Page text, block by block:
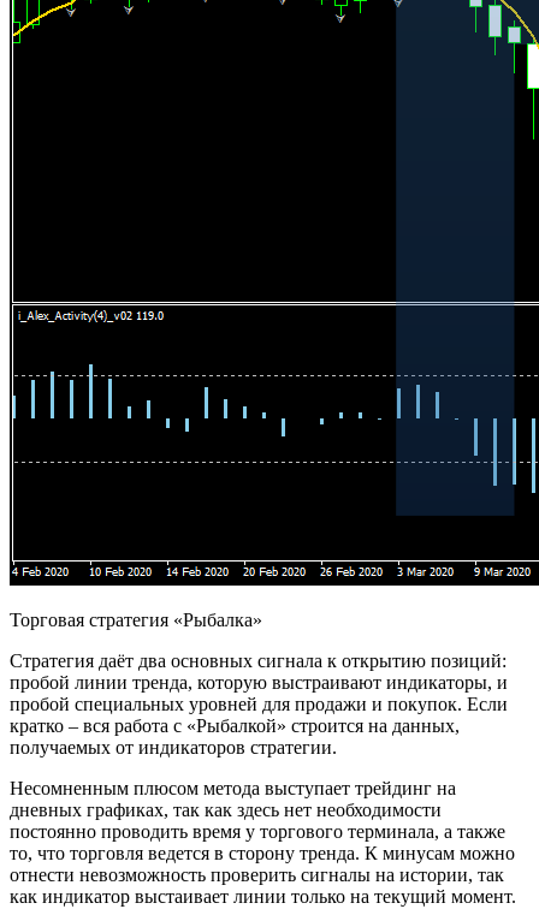
Торговая стратегия «Рыбалка»
Стратегия даёт два основных сигнала к открытию позиций:
пробой линии тренда, которую выстраивают индикаторы, и
пробой специальных уровней для продажи и покупок. Если
кратко – вся работа с «Рыбалкой» строится на данных,
получаемых от индикаторов стратегии.
Несомненным плюсом метода выступает трейдинг на
дневных графиках, так как здесь нет необходимости
постоянно проводить время у торгового терминала, а также
то, что торговля ведется в сторону тренда. К минусам можно
отнести невозможность проверить сигналы на истории, так
как индикатор выстаивает линии только на текущий момент.